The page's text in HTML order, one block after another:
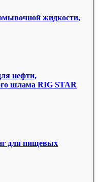
жидкости,
нефти,
шлама RIG STAR
для пищевых